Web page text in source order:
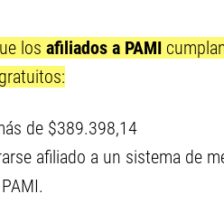
los afiliados a PAMI
gratuitos:
de $389.398,14
afiliado a un sistema de